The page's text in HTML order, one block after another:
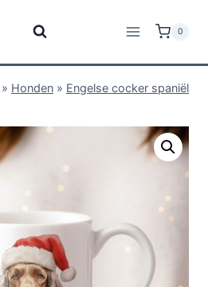
0
» Honden » Engelse cocker spaniël